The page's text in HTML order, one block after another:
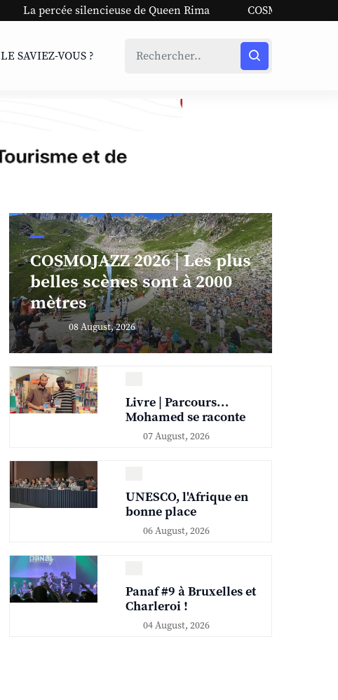
de Queen Rima COSMOJAZZ 2026 | Les plus belles
LE SAVIEZ-VOUS ?
COSMOJAZZ 2026 | Les plus
belles scènes sont à 2000
mètres
08 August, 2026
Livre | Parcours…
Mohamed se raconte
07 August, 2026
UNESCO, l'Afrique en
bonne place
06 August, 2026
Panaf #9 à Bruxelles et
Charleroi !
04 August, 2026